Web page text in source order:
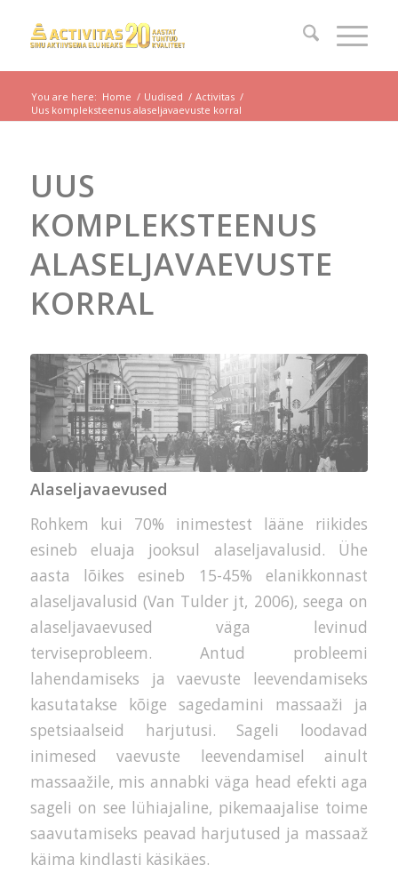
You are here: Home / Uudised / Activitas /
Uus kompleksteenus alaseljavaevuste korral
UUS
KOMPLEKSTEENUS
ALASELJAVAEVUSTE
KORRAL
Alaseljavaevused
Rohkem kui 70% inimestest lääne riikides
esineb eluaja jooksul alaseljavalusid. Ühe
aasta lõikes esineb 15-45% elanikkonnast
alaseljavalusid (Van Tulder jt, 2006), seega on
alaseljavaevused väga levinud
terviseprobleem. Antud probleemi
lahendamiseks ja vaevuste leevendamiseks
kasutatakse kõige sagedamini massaaži ja
spetsiaalseid harjutusi. Sageli loodavad
inimesed vaevuste leevendamisel ainult
massaažile, mis annabki väga head efekti aga
sageli on see lühiajaline, pikemaajalise toime
saavutamiseks peavad harjutused ja massaaž
käima kindlasti käsikäes.